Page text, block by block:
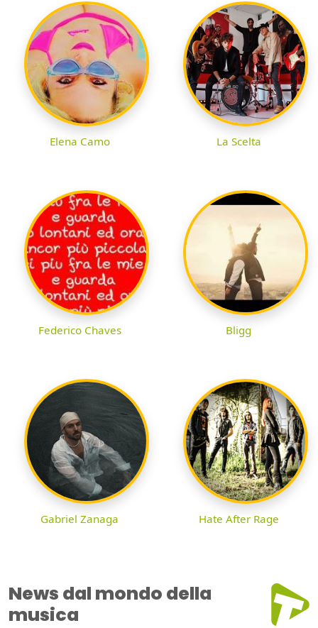
Elena Camo La Scelta
Federico Chaves Bligg
Gabriel Zanaga Hate After Rage
News dal mondo della
musica